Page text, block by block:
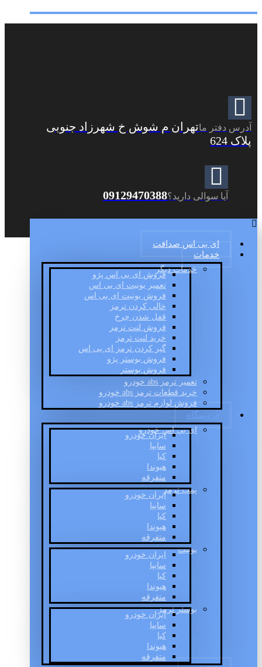
آدرس دفتر ماتهران م شوش خ شهرزاد جنوبی
پلاک 624
آیا سوالی دارید؟09129470388
ای بی اس صداقت
خدمات
خدمات دیگر
فروش ای بی اس پژو
تعمیر یونیت ای بی اس
فروش یونیت ای بی اس
خالی کردن ترمز
قفل شدن چرخ
فروش لنت ترمز
خرید لنت ترمز
گیر کردن ترمز ای بی اس
فروش بوستر پژو
فروش بوستر
تعمیر ترمز abs خودرو
خرید قطعات ترمز abs خودرو
فروش لوازم ترمز abs خودرو
فروشگاه
ای بی اس خودرو
ایران خودرو
سایپا
کیا
هیوندا
متفرقه
پمپ ترمز
ایران خودرو
سایپا
کیا
هیوندا
متفرقه
یونیت
ایران خودرو
سایپا
کیا
هیوندا
متفرقه
بوستر ترمز
ایران خودرو
سایپا
کیا
هیوندا
متفرقه